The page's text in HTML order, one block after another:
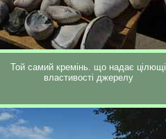
Той самий кремінь. що надає цілющі
властивості джерелу